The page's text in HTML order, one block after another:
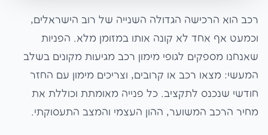
רכב הוא הרכישה הגדולה השנייה של רוב הישראלים,
וכמעט אף אחד לא קונה אותו במזומן מלא. הפניות
שאנחנו מספקים לגופי מימון רכב מגיעות מקונים בשלב
המעשי: מצאו רכב או קרובים, וצריכים מימון עם החזר
חודשי שנכנס לתקציב. כל פנייה מאומתת וכוללת את
מחיר הרכב המשוער, ההון העצמי והמצב התעסוקתי.